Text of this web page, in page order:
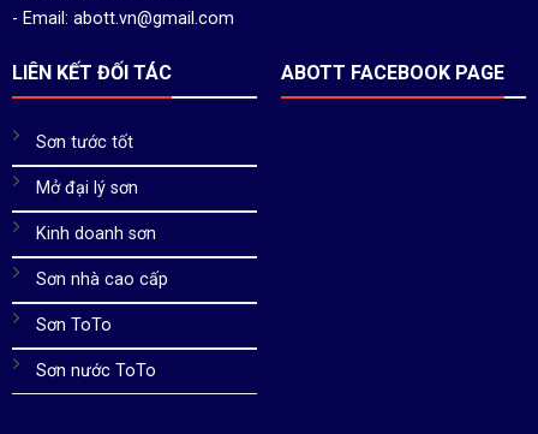
- Email: abott.vn@gmail.com
LIÊN KẾT ĐỐI TÁC
Sơn tước tốt
Mở đại lý sơn
Kinh doanh sơn
Sơn nhà cao cấp
Sơn ToTo
Sơn nước ToTo
ABOTT FACEBOOK PAGE